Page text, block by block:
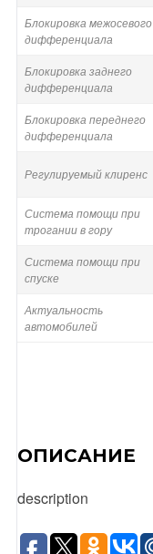
Блокировка межосевого
дифференциала
Блокировка заднего
дифференциала
Блокировка переднего
дифференциала
Регулируемый клиренс
Система помощи при
трогании в гору
Система помощи при
спуске
Актуальность
автомобилей
ОПИСАНИЕ
description